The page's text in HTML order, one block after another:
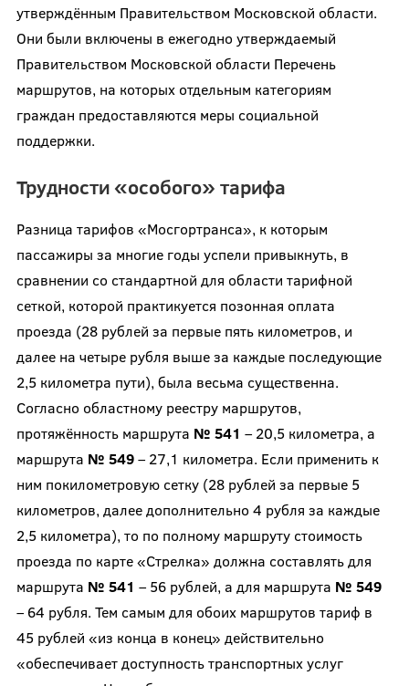
утверждённым Правительством Московской области.
Они были включены в ежегодно утверждаемый
Правительством Московской области Перечень
маршрутов, на которых отдельным категориям
граждан предоставляются меры социальной
поддержки.
Трудности «особого» тарифа
Разница тарифов «Мосгортранса», к которым
пассажиры за многие годы успели привыкнуть, в
сравнении со стандартной для области тарифной
сеткой, которой практикуется позонная оплата
проезда (28 рублей за первые пять километров, и
далее на четыре рубля выше за каждые последующие
2,5 километра пути), была весьма существенна.
Согласно областному реестру маршрутов,
протяжённость маршрута № 541 – 20,5 километра, а
маршрута № 549– 27,1 километра. Если применить к
ним покилометровую сетку (28 рублей за первые 5
километров, далее дополнительно 4 рубля за каждые
2,5 километра), то по полному маршруту стоимость
проезда по карте «Стрелка» должна составлять для
маршрута № 541 – 56 рублей, а для маршрута № 549
– 64 рубля. Тем самым для обоих маршрутов тариф в
45 рублей «из конца в конец» действительно
«обеспечивает доступность транспортных услуг